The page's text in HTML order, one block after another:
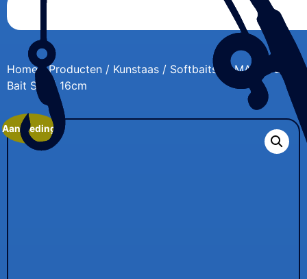
Home/Producten / Kunstaas / Softbaits
/ LMAB Drunk
Bait Shad 16cm
Aanbieding!